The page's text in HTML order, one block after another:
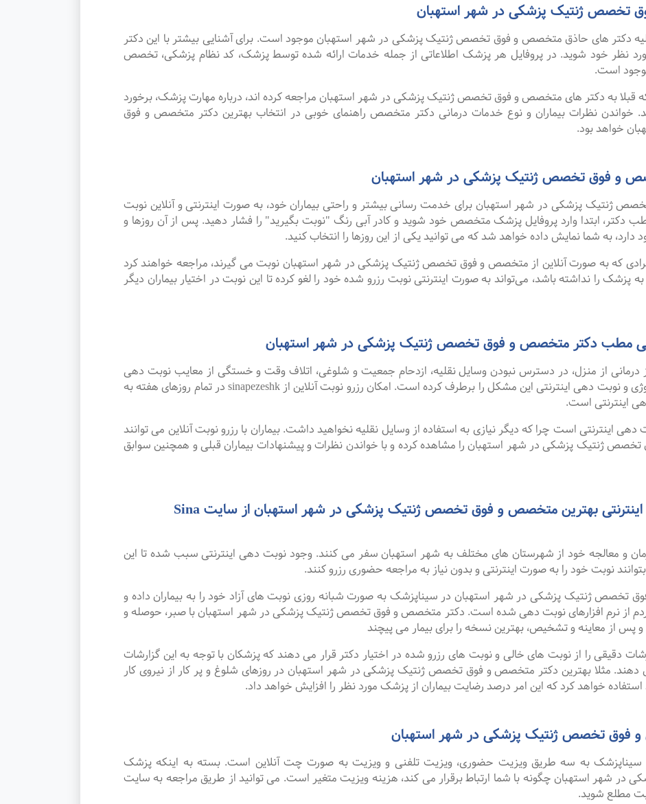
تخصص ژنتیک پزشکی در شهر استهبان
دکتر های حاذق متخصص و فوق تخصص ژنتیک پزشکی در شهر استهبان موجود است. برای آشنایی بیشتر با این دکتر
نظر خود شوید. در پروفایل هر پزشک اطلاعاتی از جمله خدمات ارائه شده توسط پزشک، کد نظام پزشکی، تخصص
است.
قبلا به دکتر های متخصص و فوق تخصص ژنتیک پزشکی در شهر استهبان مراجعه کرده اند، درباره مهارت پزشک، برخورد
خواندن نظرات بیماران و نوع خدمات درمانی دکتر متخصص راهنمای خوبی در انتخاب بهترین دکتر متخصص و فوق
خواهد بود.
و فوق تخصص ژنتیک پزشکی در شهر استهبان
ژنتیک پزشکی در شهر استهبان برای خدمت رسانی بیشتر و راحتی بیماران خود، به صورت اینترنتی و آنلاین نوبت
دکتر، ابتدا وارد پروفایل پزشک متخصص خود شوید و کادر آبی رنگ "نوبت بگیرید" را فشار دهید. پس از آن روزها و
به شما نمایش داده خواهد شد که می توانید یکی از این روزها را انتخاب کنید.
توان گفت ۹۹ درصد افرادی که به صورت آنلاین از متخصص و فوق تخصص ژنتیک پزشکی در شهر استهبان نوبت می گیرند، مراجعه خواهند کرد
پزشک را نداشته باشد، می‌تواند به صورت اینترنتی نوبت رزرو شده خود را لغو کرده تا این نوبت در اختیار بیماران دیگر
مطب دکتر متخصص و فوق تخصص ژنتیک پزشکی در شهر استهبان
از منزل، در دسترس نبودن وسایل نقلیه، ازدحام جمعیت و شلوغی، اتلاف وقت و خستگی از معایب نوبت دهی
سنتی بوده که پیشرفت علم و تکنولوژی و نوبت دهی اینترنتی این مشکل را برطرف کرده است. امکان رزرو نوبت آنلاین از sinapezeshk در تمام روزهای هفته به
اینترنتی است.
اینترنتی است چرا که دیگر نیازی به استفاده از وسایل نقلیه نخواهید داشت. بیماران با رزرو نوبت آنلاین می توانند
ژنتیک پزشکی در شهر استهبان را مشاهده کرده و با خواندن نظرات و پیشنهادات بیماران قبلی و همچنین سوابق
رضایت بیماران از نوبت دهی اینترنتی بهترین متخصص و فوق تخصص ژنتیک پزشکی در شهر استهبان از سایت Sina
و معالجه خود از شهرستان های مختلف به شهر استهبان سفر می کنند. وجود نوبت دهی اینترنتی سبب شده تا این
نوبت خود را به صورت اینترنتی و بدون نیاز به مراجعه حضوری رزرو کنند.
ژنتیک پزشکی در شهر استهبان در سیناپزشک به صورت شبانه روزی نوبت های آزاد خود را به بیماران داده و
از نرم افزارهای نوبت دهی شده است. دکتر متخصص و فوق تخصص ژنتیک پزشکی در شهر استهبان با صبر، حوصله و
پس از معاینه و تشخیص، بهترین نسخه را برای بیمار می پیچند
دقیقی را از نوبت های خالی و نوبت های رزرو شده در اختیار دکتر قرار می دهند که پزشکان با توجه به این گزارشات
دهند. مثلا بهترین دکتر متخصص و فوق تخصص ژنتیک پزشکی در شهر استهبان در روزهای شلوغ و پر کار از نیروی کار
خواهد کرد که این امر درصد رضایت بیماران از پزشک مورد نظر را افزایش خواهد داد.
فوق تخصص ژنتیک پزشکی در شهر استهبان
سیناپزشک به سه طریق ویزیت حضوری، ویزیت تلفنی و ویزیت به صورت چت آنلاین است. بسته به اینکه پزشک
شهر استهبان چگونه با شما ارتباط برقرار می کند، هزینه ویزیت متغیر است. می توانید از طریق مراجعه به سایت
مطلع شوید.